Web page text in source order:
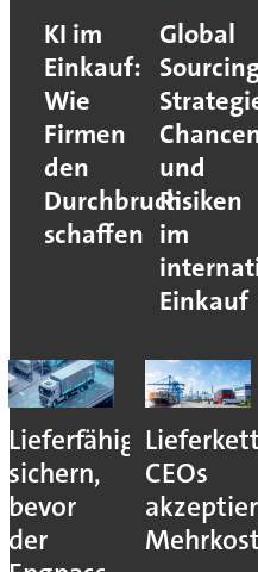
KI im
Einkauf:
Wie
Firmen
den
Durchbruch
schaffen
Global
und
Risiken
im
Einkauf
Lieferfähigkeit
sichern,
bevor
der
CEOs